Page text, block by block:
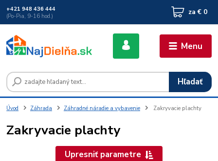
Menu
Hľadať
+421 948 436 444
(Po-Pia, 9-16 hod.)
za € 0
Úvod Záhrada Záhradné náradie a vybavenie Zakryvacie plachty
Zakryvacie plachty
Upresniť parametre